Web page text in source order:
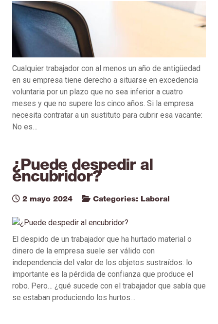
Cualquier trabajador con al menos un año de antigüedad
en su empresa tiene derecho a situarse en excedencia
voluntaria por un plazo que no sea inferior a cuatro
meses y que no supere los cinco años. Si la empresa
necesita contratar a un sustituto para cubrir esa vacante:
No es…
¿Puede despedir al
encubridor?
2 mayo 2024 Categories: Laboral
El despido de un trabajador que ha hurtado material o
dinero de la empresa suele ser válido con
independencia del valor de los objetos sustraídos: lo
importante es la pérdida de confianza que produce el
robo. Pero… ¿qué sucede con el trabajador que sabía que
se estaban produciendo los hurtos…